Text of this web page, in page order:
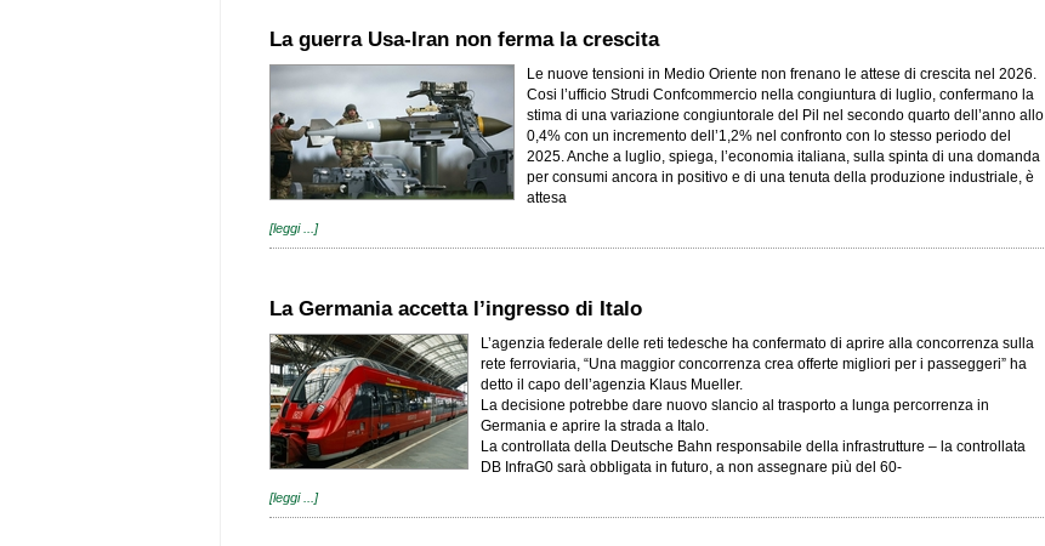
La guerra Usa-Iran non ferma la crescita
Le nuove tensioni in Medio Oriente non frenano le attese di crescita nel 2026.
Cosi l’ufficio Strudi Confcommercio nella congiuntura di luglio, confermano la
stima di una variazione congiuntorale del Pil nel secondo quarto dell’anno allo
0,4% con un incremento dell’1,2% nel confronto con lo stesso periodo del
2025. Anche a luglio, spiega, l’economia italiana, sulla spinta di una domanda
per consumi ancora in positivo e di una tenuta della produzione industriale, è
attesa
[leggi ...]
La Germania accetta l’ingresso di Italo
L’agenzia federale delle reti tedesche ha confermato di aprire alla concorrenza sulla
rete ferroviaria, “Una maggior concorrenza crea offerte migliori per i passeggeri” ha
detto il capo dell’agenzia Klaus Mueller.
La decisione potrebbe dare nuovo slancio al trasporto a lunga percorrenza in
Germania e aprire la strada a Italo.
La controllata della Deutsche Bahn responsabile della infrastrutture – la controllata
DB InfraG0 sarà obbligata in futuro, a non assegnare più del 60-
[leggi ...]